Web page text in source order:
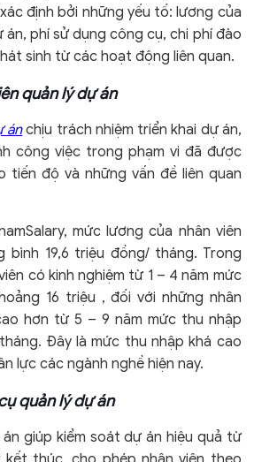
định bởi những yếu tố: lương của
án, phí sử dụng công cụ, chi phí đào
sinh từ các hoạt động liên quan.
quản lý dự án
ánchịu trách nhiệm triển khai dự án,
công việc trong phạm vi đã được
tiến độ và những vấn đề liên quan
mức lương của nhân viên
bình 19,6 triệu đồng/ tháng. Trong
có kinh nghiệm từ 1 – 4 năm mức
16 triệu , đối với những nhân
hơn từ 5 – 9 năm mức thu nhập
Đây là mức thu nhập khá cao
lực các ngành nghề hiện nay.
quản lý dự án
giúp kiểm soát dự án hiệu quả từ